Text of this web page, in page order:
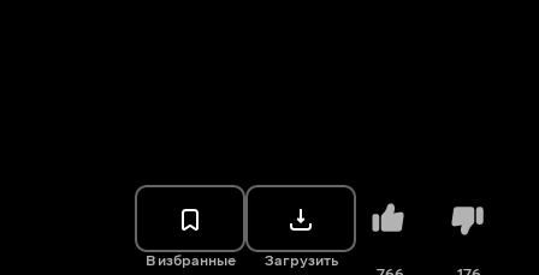
В избранные Загрузить